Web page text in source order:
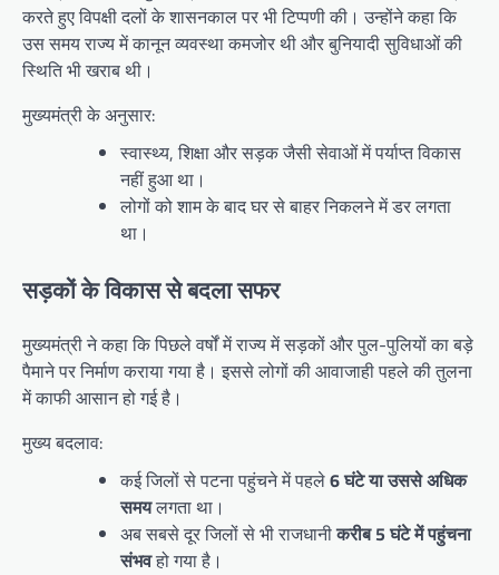
करते हुए विपक्षी दलों के शासनकाल पर भी टिप्पणी की। उन्होंने कहा कि
उस समय राज्य में कानून व्यवस्था कमजोर थी और बुनियादी सुविधाओं की
स्थिति भी खराब थी।
मुख्यमंत्री के अनुसार:
स्वास्थ्य, शिक्षा और सड़क जैसी सेवाओं में पर्याप्त विकास
नहीं हुआ था।
लोगों को शाम के बाद घर से बाहर निकलने में डर लगता
था।
सड़कों के विकास से बदला सफर
मुख्यमंत्री ने कहा कि पिछले वर्षों में राज्य में सड़कों और पुल-पुलियों का बड़े
पैमाने पर निर्माण कराया गया है। इससे लोगों की आवाजाही पहले की तुलना
में काफी आसान हो गई है।
मुख्य बदलाव:
कई जिलों से पटना पहुंचने में पहले6 घंटे या उससे अधिक
समयलगता था।
अब सबसे दूर जिलों से भी राजधानीकरीब 5 घंटे में पहुंचना
संभवहो गया है।